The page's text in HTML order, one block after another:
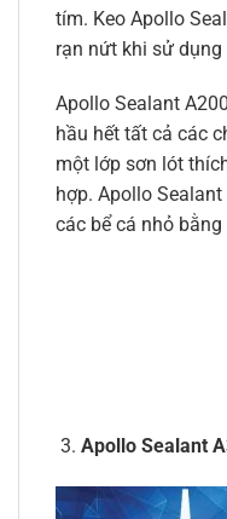
tím. Keo Apollo
rạn nứt khi sử dụng
Apollo Sealant
hầu hết tất cả các
một lớp sơn lót
hợp. Apollo
các bể cá nhỏ bằng
Apollo Sealant